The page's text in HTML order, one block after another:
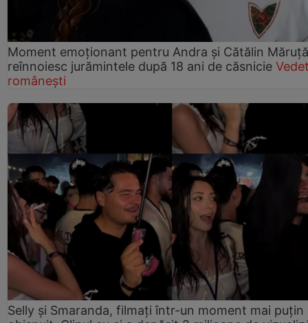
Moment emoționant pentru Andra și Cătălin
reînnoiesc jurămintele după 18 ani de căsnicie
românești
Selly și Smaranda, filmați într-un moment mai puțin